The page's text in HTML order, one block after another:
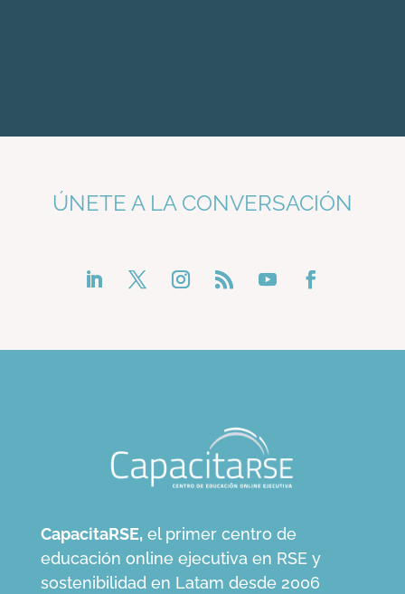
ÚNETE A LA CONVERSACIÓN
CapacitaRSE, el primer centro de
educación online ejecutiva en RSE y
sostenibilidad en Latam desde 2006